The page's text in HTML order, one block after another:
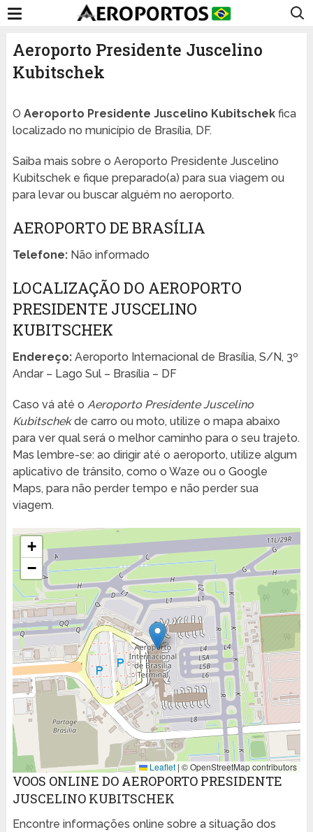
Aeroporto Presidente Juscelino
Kubitschek
O Aeroporto Presidente Juscelino Kubitschekfica
localizado no município de Brasília, DF.
Saiba mais sobre o Aeroporto Presidente Juscelino
Kubitschek e fique preparado(a) para sua viagem ou
para levar ou buscar alguém no aeroporto.
AEROPORTO DE BRASÍLIA
Telefone:Não informado
LOCALIZAÇÃO DO AEROPORTO
PRESIDENTE JUSCELINO
KUBITSCHEK
Endereço:Aeroporto Internacional de Brasília, S/N, 3º
Andar – Lago Sul – Brasília – DF
Caso vá até o Aeroporto Presidente Juscelino
Kubitschekde carro ou moto, utilize o mapa abaixo
para ver qual será o melhor caminho para o seu trajeto.
Mas lembre-se: ao dirigir até o aeroporto, utilize algum
aplicativo de trânsito, como o Waze ou o Google
Maps, para não perder tempo e não perder sua
viagem.
+
−
Leaflet | © OpenStreetMap contributors
VOOS ONLINE DO AEROPORTO PRESIDENTE
JUSCELINO KUBITSCHEK
Encontre informações online sobre a situação dos